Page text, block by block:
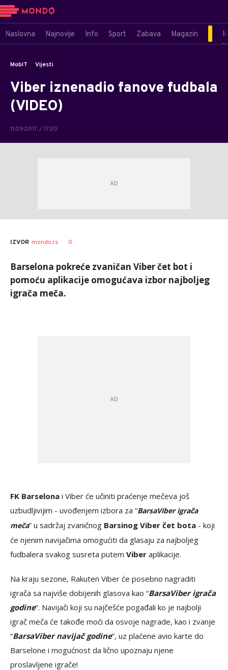
Naslovna Najnovije Info Sport Zabava Magazin
MobIT Vijesti
Viber iznenadio fanove fudbala
(VIDEO)
11.09.2017. / 17:20
IZVOR mondo.rs 0
Barselona pokreće zvaničan Viber čet bot i
pomoću aplikacije omogućava izbor najboljeg
igrača meča.
FK Barselona i Viber će učiniti praćenje mečeva još
uzbudljivijim - uvođenjem izbora za “BarsaViber igrača
meča” u sadržaj zvaničnog Barsinog Viber čet bota - koji
će njenim navijačima omogućiti da glasaju za najboljeg
fudbalera svakog susreta putem Viber aplikacije.
Na kraju sezone, Rakuten Viber će posebno nagraditi
igrača sa najviše dobijenih glasova kao “BarsaViber igrača
godine”. Navijači koji su najčešće pogađali ko je najbolji
igrač meča će takođe moći da osvoje nagrade, kao i zvanje
“BarsaViber navijač godine”, uz plaćene avio karte do
Barselone i mogućnost da lično upoznaju njene
proslavljene igrače!